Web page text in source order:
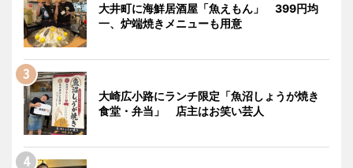
大井町に海鮮居酒屋「魚えもん」 399円均
一、炉端焼きメニューも用意
大崎広小路にランチ限定「魚沼しょうが焼き
食堂・弁当」 店主はお笑い芸人